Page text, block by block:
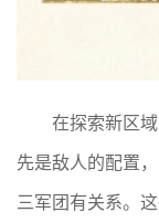
在探索新区
先是敌人的配置
三军团有关系。